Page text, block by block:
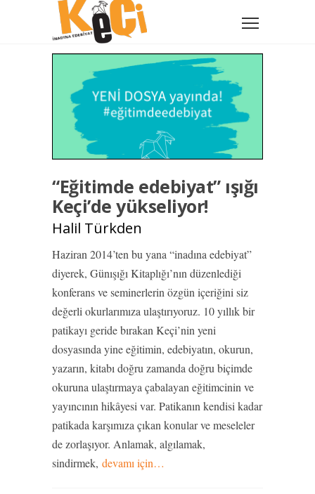
“Eğitimde edebiyat” ışığı
Keçi’de yükseliyor!
Halil Türkden
Haziran 2014’ten bu yana “inadına edebiyat”
diyerek, Günışığı Kitaplığı’nın düzenlediği
konferans ve seminerlerin özgün içeriğini siz
değerli okurlarımıza ulaştırıyoruz. 10 yıllık bir
patikayı geride bırakan Keçi’nin yeni
dosyasında yine eğitimin, edebiyatın, okurun,
yazarın, kitabı doğru zamanda doğru biçimde
okuruna ulaştırmaya çabalayan eğitimcinin ve
yayıncının hikâyesi var. Patikanın kendisi kadar
patikada karşımıza çıkan konular ve meseleler
de zorlaşıyor. Anlamak, algılamak,
sindirmek, devamı için…